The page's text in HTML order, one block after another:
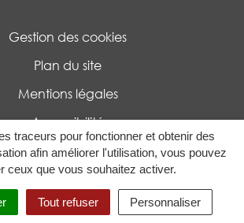
traceurs pour fonctionner et obtenir des
afin améliorer l'utilisation, vous pouvez
ceux que vous souhaitez activer.
Tout refuser Personnaliser
RECHERCHE
Gestion des cookies
Plan du site
Mentions légales
Accessibilité
de confidentialité